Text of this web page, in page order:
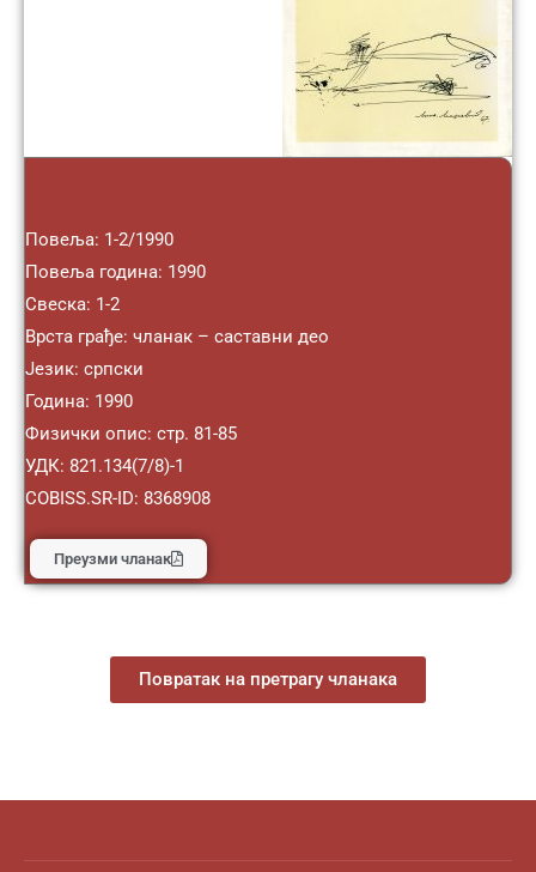
Повеља: 1-2/1990
Повеља година: 1990
Свеска: 1-2
Врста грађе: чланак – саставни део
Језик: српски
Година: 1990
Физички опис: стр. 81-85
УДК: 821.134(7/8)-1
COBISS.SR-ID: 8368908
Преузми чланак
Повратак на претрагу чланака